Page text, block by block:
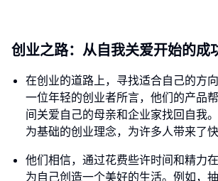
创业之路：从自我关爱开始的成
在创业的道路上，寻找适合自己的方
一位年轻的创业者所言，他们的产品
间关爱自己的母亲和企业家找回自我
为基础的创业理念，为许多人带来了快
他们相信，通过花费些许时间和精力
为自己创造一个美好的生活。例如，